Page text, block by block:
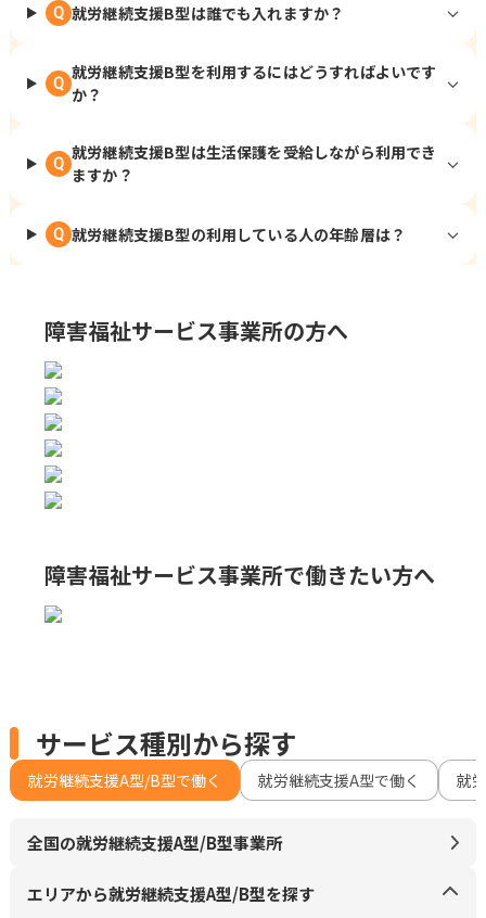
Q 就労継続支援B型は誰でも入れますか？
Q
就労継続支援B型を利用するにはどうすればよいです
か？
Q
就労継続支援B型は生活保護を受給しながら利用でき
ますか？
Q 就労継続支援B型の利用している人の年齢層は？
障害福祉サービス事業所の方へ
障害福祉サービス事業所で働きたい方へ
サービス種別から探す
就労継続支援A型/B型で働く 就労継続支援A型で働く 就
全国の就労継続支援A型/B型事業所
エリアから就労継続支援A型/B型を探す